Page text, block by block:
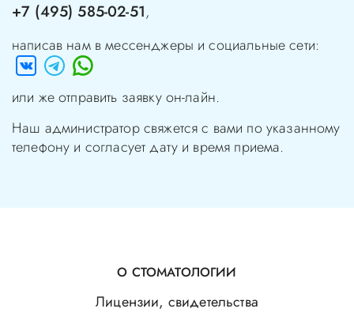
+7 (495) 585-02-51,
написав нам в мессенджеры и социальные сети:
или же отправить заявку он-лайн.
Наш администратор свяжется с вами по указанному
телефону и согласует дату и время приема.
О СТОМАТОЛОГИИ
Лицензии, свидетельства